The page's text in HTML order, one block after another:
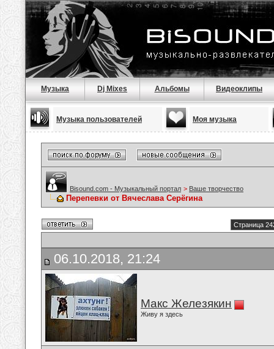
Музыка Dj Mixes Альбомы Видеоклипы
Музыка пользователей Моя музыка
Bisound.com - Музыкальный портал > Ваше творчество
Перепевки от Вячеслава Серёгина
Страница
06.10.2018, 21:24
Макс Железякин
Живу я здесь